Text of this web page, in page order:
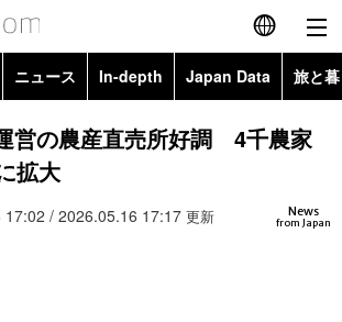
English
简体字
ニュース In-depth Japan Data 旅と
Topics
営の農産直売所好調 4千農家
拡大
News
from Japan
17:02 / 2026.05.16 17:17 更新